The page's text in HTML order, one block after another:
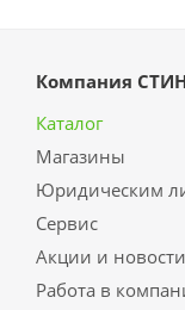
Компания
Каталог
Магазины
Юридическим
Сервис
Акции и новости
Работа в